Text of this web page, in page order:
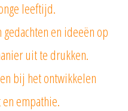
leeftijd.
en ideeën op
uit te drukken.
bij het ontwikkelen
empathie.